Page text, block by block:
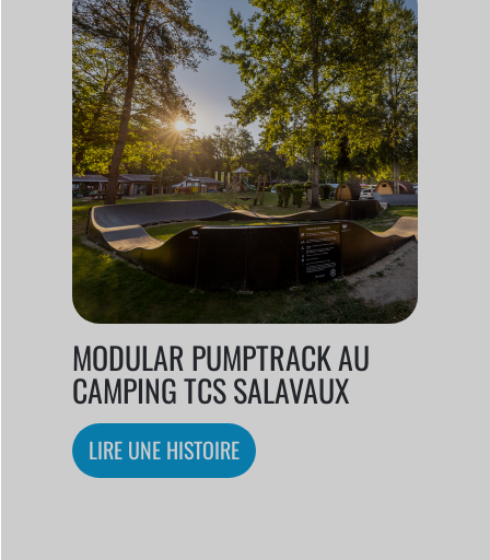
MODULAR PUMPTRACK AU
CAMPING TCS SALAVAUX
LIRE UNE HISTOIRE